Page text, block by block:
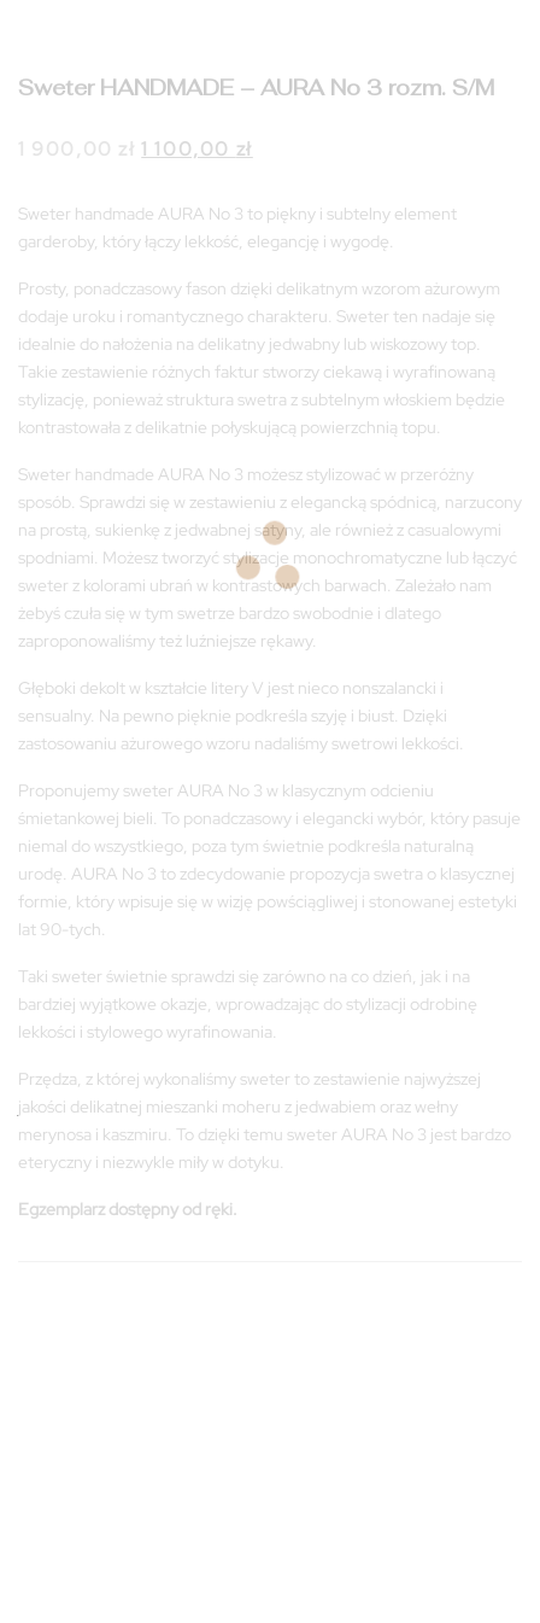
Sweter HANDMADE – AURA No 3 rozm. S/M
1 900,00 zł Pierwotna
wynosiła:
1
1 100,00 zł
wynosi:
1
Sweter handmade AURA No 3 to piękny i subtelny element
garderoby, który łączy lekkość, elegancję i wygodę.
Prosty, ponadczasowy fason dzięki delikatnym wzorom ażurowym
dodaje uroku i romantycznego charakteru. Sweter ten nadaje się
idealnie do nałożenia na delikatny jedwabny lub wiskozowy top.
Takie zestawienie różnych faktur stworzy ciekawą i wyrafinowaną
stylizację, ponieważ struktura swetra z subtelnym włoskiem będzie
kontrastowała z delikatnie połyskującą powierzchnią topu.
Sweter handmade AURA No 3 możesz stylizować w przeróżny
sposób. Sprawdzi się w zestawieniu z elegancką spódnicą, narzucony
na prostą, sukienkę z jedwabnej satyny, ale również z casualowymi
spodniami. Możesz tworzyć stylizacje monochromatyczne lub łączyć
sweter z kolorami ubrań w kontrastowych barwach. Zależało nam
żebyś czuła się w tym swetrze bardzo swobodnie i dlatego
zaproponowaliśmy też luźniejsze rękawy.
Głęboki dekolt w kształcie litery V jest nieco nonszalancki i
sensualny. Na pewno pięknie podkreśla szyję i biust. Dzięki
zastosowaniu ażurowego wzoru nadaliśmy swetrowi lekkości.
Proponujemy sweter AURA No 3 w klasycznym odcieniu
śmietankowej bieli. To ponadczasowy i elegancki wybór, który pasuje
niemal do wszystkiego, poza tym świetnie podkreśla naturalną
urodę. AURA No 3 to zdecydowanie propozycja swetra o klasycznej
formie, który wpisuje się w wizję powściągliwej i stonowanej estetyki
lat 90-tych.
Taki sweter świetnie sprawdzi się zarówno na co dzień, jak i na
bardziej wyjątkowe okazje, wprowadzając do stylizacji odrobinę
lekkości i stylowego wyrafinowania.
Przędza, z której wykonaliśmy sweter to zestawienie najwyższej
jakości delikatnej mieszanki moheru z jedwabiem oraz wełny
merynosa i kaszmiru. To dzięki temu sweter AURA No 3 jest bardzo
eteryczny i niezwykle miły w dotyku.
Egzemplarz dostępny od ręki.